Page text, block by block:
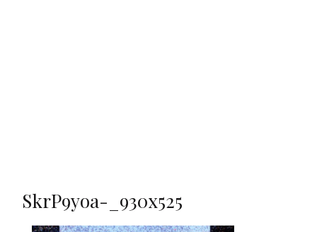
SkrP9yoa-_930x525